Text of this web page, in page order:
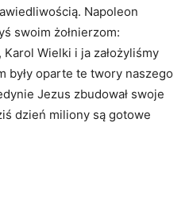
Napoleon
swoim żołnierzom:
Wielki i ja założyliśmy
były oparte te twory naszego
Jezus zbudował swoje
dzień miliony są gotowe